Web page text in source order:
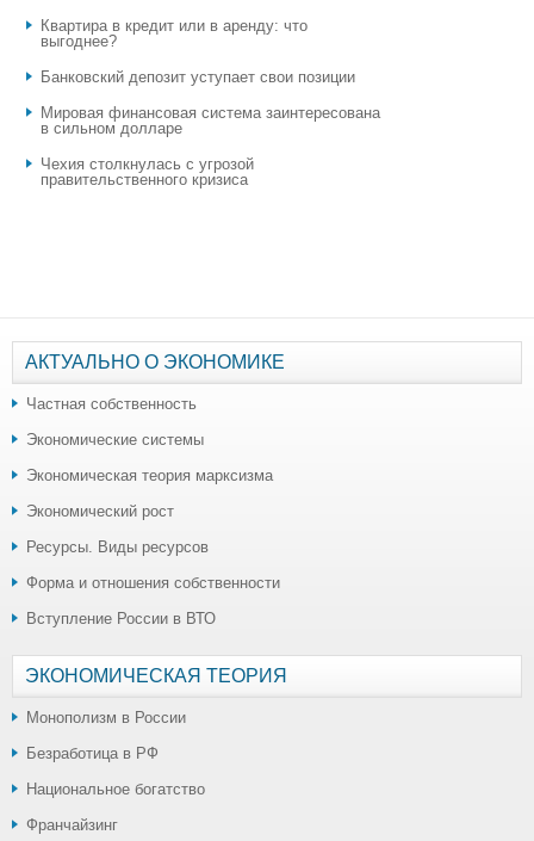
Квартира в кредит или в аренду: что
выгоднее?
​Банковский депозит уступает свои позиции
Мировая финансовая система заинтересована
в сильном долларе
Чехия столкнулась с угрозой
правительственного кризиса
АКТУАЛЬНО О ЭКОНОМИКЕ
Частная собственность
Экономические системы
Экономическая теория марксизма
Экономический рост
Ресурсы. Виды ресурсов
Форма и отношения собственности
Вступление России в ВТО
ЭКОНОМИЧЕСКАЯ ТЕОРИЯ
Монополизм в России
Безработица в РФ
Национальное богатство
Франчайзинг